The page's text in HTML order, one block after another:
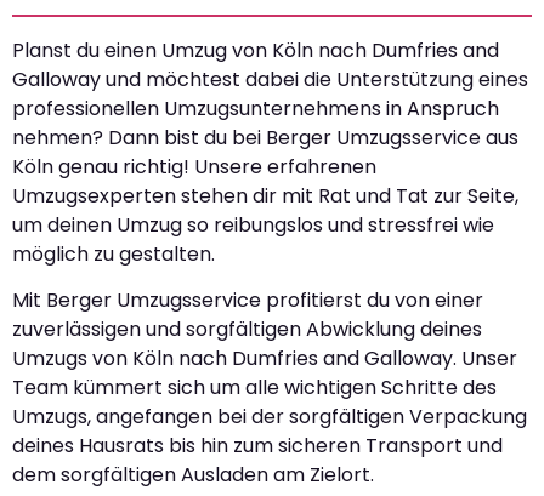
Planst du einen Umzug von Köln nach Dumfries and
Galloway und möchtest dabei die Unterstützung eines
professionellen Umzugsunternehmens in Anspruch
nehmen? Dann bist du bei Berger Umzugsservice aus
Köln genau richtig! Unsere erfahrenen
Umzugsexperten stehen dir mit Rat und Tat zur Seite,
um deinen Umzug so reibungslos und stressfrei wie
möglich zu gestalten.
Mit Berger Umzugsservice profitierst du von einer
zuverlässigen und sorgfältigen Abwicklung deines
Umzugs von Köln nach Dumfries and Galloway. Unser
Team kümmert sich um alle wichtigen Schritte des
Umzugs, angefangen bei der sorgfältigen Verpackung
deines Hausrats bis hin zum sicheren Transport und
dem sorgfältigen Ausladen am Zielort.